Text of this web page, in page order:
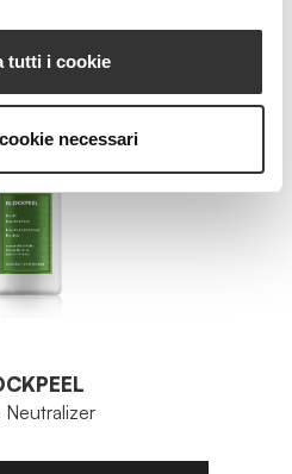
tutti i cookie
necessari
Neutralizer